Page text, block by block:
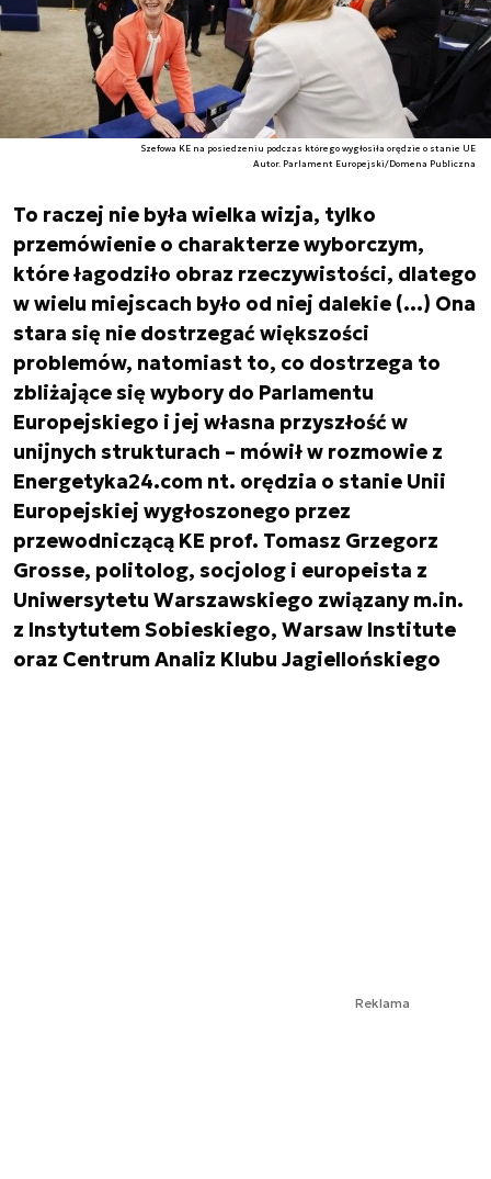
Szefowa KE na posiedzeniu podczas którego wygłosiła orędzie o stanie UE
Autor. Parlament Europejski/Domena Publiczna
To raczej nie była wielka wizja, tylko
przemówienie o charakterze wyborczym,
które łagodziło obraz rzeczywistości, dlatego
w wielu miejscach było od niej dalekie (…) Ona
stara się nie dostrzegać większości
problemów, natomiast to, co dostrzega to
zbliżające się wybory do Parlamentu
Europejskiego i jej własna przyszłość w
unijnych strukturach – mówił w rozmowie z
Energetyka24.com nt. orędzia o stanie Unii
Europejskiej wygłoszonego przez
przewodniczącą KE prof. Tomasz Grzegorz
Grosse, politolog, socjolog i europeista z
Uniwersytetu Warszawskiego związany m.in.
z Instytutem Sobieskiego, Warsaw Institute
oraz Centrum Analiz Klubu Jagiellońskiego
Reklama